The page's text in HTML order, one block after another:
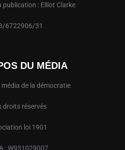
publication : Elliot Clarke
6722906/31
DU MÉDIA
de la démocratie
droits réservés
loi 1901
: W931029007